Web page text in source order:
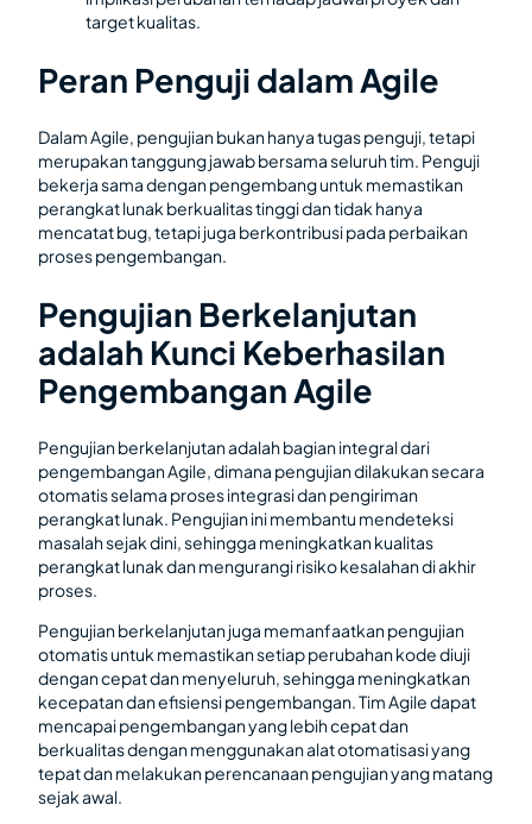
target kualitas.
Peran Penguji dalam Agile
Dalam Agile, pengujian bukan hanya tugas penguji, tetapi
merupakan tanggung jawab bersama seluruh tim. Penguji
bekerja sama dengan pengembang untuk memastikan
perangkat lunak berkualitas tinggi dan tidak hanya
mencatat bug, tetapi juga berkontribusi pada perbaikan
proses pengembangan.
Pengujian Berkelanjutan
adalah Kunci Keberhasilan
Pengembangan Agile
Pengujian berkelanjutan adalah bagian integral dari
pengembangan Agile, dimana pengujian dilakukan secara
otomatis selama proses integrasi dan pengiriman
perangkat lunak. Pengujian ini membantu mendeteksi
masalah sejak dini, sehingga meningkatkan kualitas
perangkat lunak dan mengurangi risiko kesalahan di akhir
proses.
Pengujian berkelanjutan juga memanfaatkan pengujian
otomatis untuk memastikan setiap perubahan kode diuji
dengan cepat dan menyeluruh, sehingga meningkatkan
kecepatan dan efisiensi pengembangan. Tim Agile dapat
mencapai pengembangan yang lebih cepat dan
berkualitas dengan menggunakan alat otomatisasi yang
tepat dan melakukan perencanaan pengujian yang matang
sejak awal.